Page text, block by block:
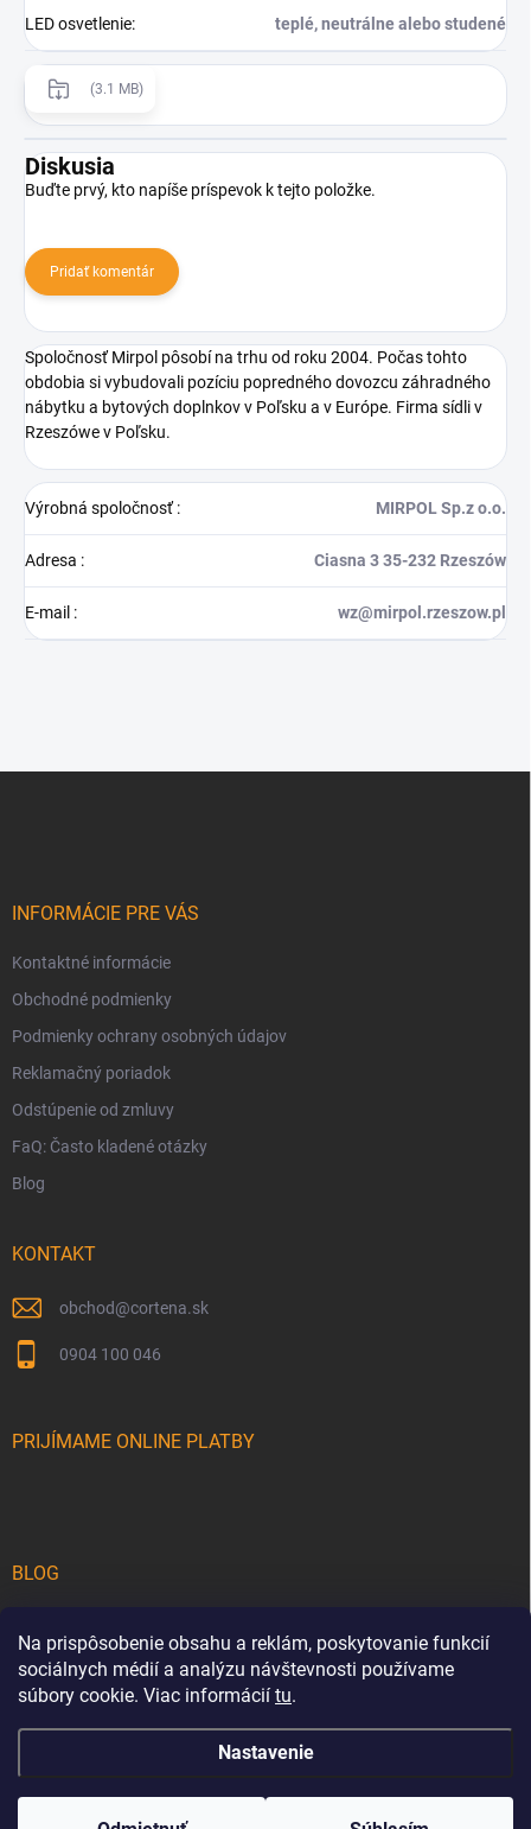
Na prispôsobenie obsahu a reklám, poskytovanie funkcií
sociálnych médií a analýzu návštevnosti používame
súbory cookie. Viac informácií tu.
Nastavenie
LED osvetlenie: teplé, neutrálne alebo studené
(3.1 MB)
Diskusia
Buďte prvý, kto napíše príspevok k tejto položke.
Pridať komentár
Spoločnosť Mirpol pôsobí na trhu od roku 2004. Počas tohto
obdobia si vybudovali pozíciu popredného dovozcu záhradného
nábytku a bytových doplnkov v Poľsku a v Európe. Firma sídli v
Rzeszówe v Poľsku.
Výrobná spoločnosť: MIRPOL Sp.z o.o.
Adresa : Ciasna 3 35-232 Rzeszów
E-mail : wz@mirpol.rzeszow.pl
INFORMÁCIE PRE VÁS
Kontaktné informácie
Obchodné podmienky
Podmienky ochrany osobných údajov
Reklamačný poriadok
Odstúpenie od zmluvy
FaQ: Často kladené otázky
Blog
KONTAKT
obchod@cortena.sk
0904 100 046
PRIJÍMAME ONLINE PLATBY
BLOG
luxusný drevený nábytok
5 tipov, ako premeniť vašu záhradu na luxusnú oázu pokoja a štýlu
Copyright 2026cortena.sk. Všetky práva vyhradené.Upraviť nastavenie